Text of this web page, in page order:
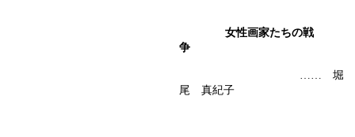
女性画家たちの戦
争
…… 堀
尾 真紀子